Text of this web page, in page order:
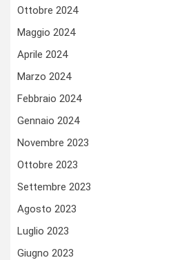
Ottobre 2024
Maggio 2024
Aprile 2024
Marzo 2024
Febbraio 2024
Gennaio 2024
Novembre 2023
Ottobre 2023
Settembre 2023
Agosto 2023
Luglio 2023
Giugno 2023